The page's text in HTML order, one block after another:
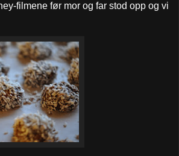
filmene før mor og far stod opp og vi